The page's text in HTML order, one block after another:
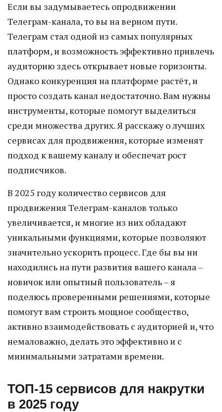
Если вы задумываетесь опродвижении
Телеграм-канала, то вы на верном пути.
Телеграм стал одной из самых популярных
платформ, и возможность эффективно привлечь
аудиторию здесь открывает новые горизонты.
Однако конкуренция на платформе растёт, и
просто создать канал недостаточно. Вам нужны
инструменты, которые помогут выделиться
среди множества других. Я расскажу о лучших
сервисах для продвижения, которые изменят
подход к вашему каналу и обеспечат рост
подписчиков.
В 2025 году количество сервисов для
продвижения Телеграм-каналов только
увеличивается, и многие из них обладают
уникальными функциями, которые позволяют
значительно ускорить процесс. Где бы вы ни
находились на пути развития вашего канала –
новичок или опытный пользователь – я
поделюсь проверенными решениями, которые
помогут вам строить мощное сообщество,
активно взаимодействовать с аудиторией и, что
немаловажно, делать это эффективно и с
минимальными затратами времени.
ТОП-15 сервисов для накрутки
в 2025 году